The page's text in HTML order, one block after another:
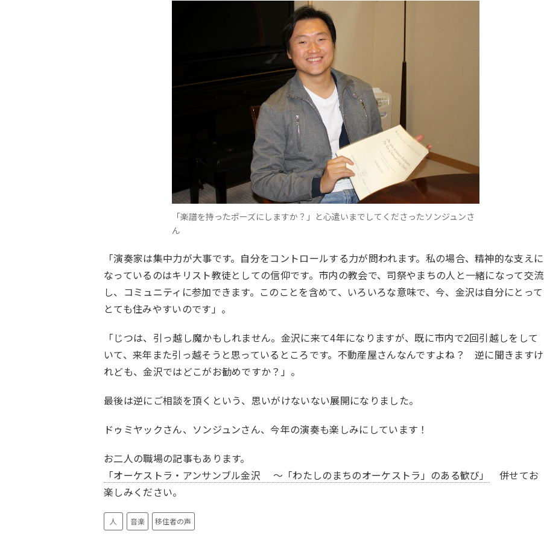
「楽譜を持ったポーズにしますか？」と心遣いまでしてくださったソンジュンさ
ん
「演奏家は集中力が大事です。自分をコントロールする力が問われます。私の場合、精神的な支えに
なっているのはキリスト教徒としての信仰です。市内の教会で、司祭やまちの人と一緒になって交流
し、コミュニティに参加できます。このことを含めて、いろいろな意味で、今、金沢は自分にとって
とても住みやすいのです」。
「じつは、引っ越し魔かもしれません。金沢に来て4年になりますが、既に市内で2回引越しをして
いて、来年また引っ越そうと思っているところです。不動産屋さんなんですよね？ 逆に聞きますけ
れども、金沢ではどこがお勧めですか？」。
最後は逆にご相談を頂くという、思いがけないない展開になりました。
ドゥミヤックさん、ソンジュンさん、今年の演奏も楽しみにしています！
お二人の職場の記事もあります。
「オーケストラ・アンサンブル金沢 ～「わたしのまちのオーケストラ」のある歓び」
併せてお
楽しみください。
人 音楽 移住者の声